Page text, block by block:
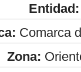
Entidad:
Comarca
Zona: